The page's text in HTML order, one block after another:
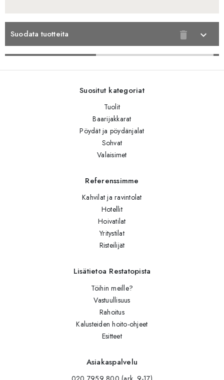
Suodata tuotteita delete expand_more
Suositut kategoriat
Tuolit
Baarijakkarat
Pöydät ja pöydänjalat
Sohvat
Valaisimet
Referenssimme
Kahvilat ja ravintolat
Hotellit
Hoivatilat
Yritystilat
Risteilijät
Lisätietoa Restatopista
Töihin meille?
Vastuullisuus
Rahoitus
Kalusteiden hoito-ohjeet
Esitteet
Asiakaspalvelu